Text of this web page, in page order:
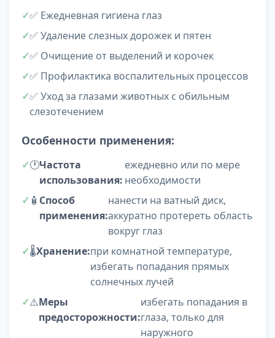
✅ Ежедневная гигиена глаз
✅ Удаление слезных дорожек и пятен
✅ Очищение от выделений и корочек
✅ Профилактика воспалительных процессов
✅ Уход за глазами животных с обильным
слезотечением
Особенности применения:
🕐Частота
использования:
ежедневно или по мере
необходимости
🧴 Способ
применения:
нанести на ватный диск,
аккуратно протереть область
вокруг глаз
🌡️Хранение:при комнатной температуре,
избегать попадания прямых
солнечных лучей
⚠️Меры
предосторожности:
избегать попадания в
глаза, только для
наружного